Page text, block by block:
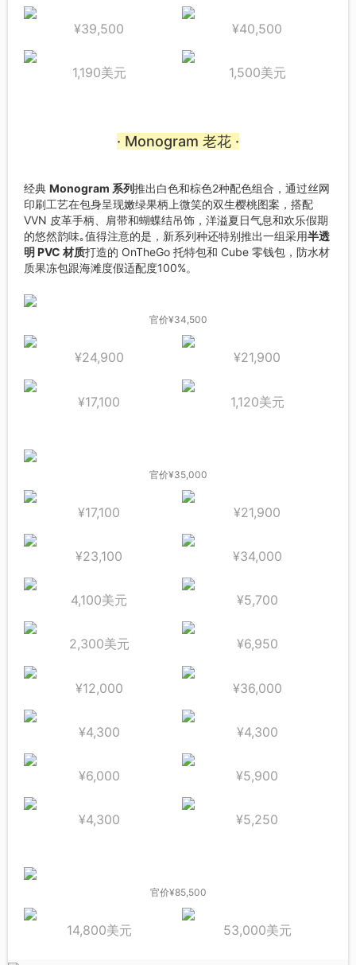
¥39,500 ¥40,500
1,190美元 1,500美元
· Monogram 老花 ·
经典 Monogram 系列推出白色和棕色2种配色组合，通过丝网
印刷工艺在包身呈现嫩绿果柄上微笑的双生樱桃图案，搭配
VVN 皮革手柄、肩带和蝴蝶结吊饰，洋溢夏日气息和欢乐假期
的悠然韵味｡值得注意的是，新系列种还特别推出一组采用半透
明 PVC 材质打造的 OnTheGo 托特包和 Cube 零钱包，防水材
质果冻包跟海滩度假适配度100%。
官价¥34,500
¥24,900 ¥21,900
¥17,100 1,120美元
官价¥35,000
¥17,100 ¥21,900
¥23,100 ¥34,000
4,100美元 ¥5,700
2,300美元 ¥6,950
¥12,000 ¥36,000
¥4,300 ¥4,300
¥6,000 ¥5,900
¥4,300 ¥5,250
官价¥85,500
14,800美元 53,000美元